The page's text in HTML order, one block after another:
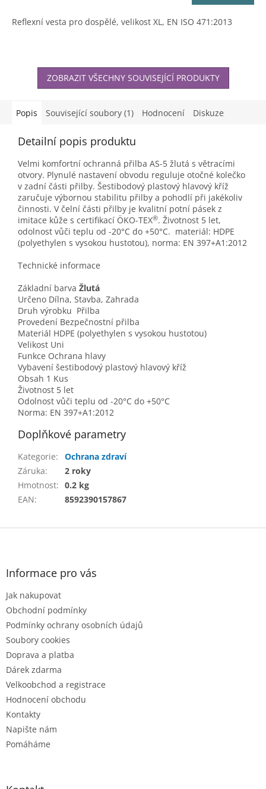
Reflexní vesta pro dospělé, velikost XL, EN ISO 471:2013
ZOBRAZIT VŠECHNY SOUVISEJÍCÍ PRODUKTY
Popis Související soubory (1) Hodnocení Diskuze
Detailní popis produktu
Velmi komfortní ochranná přilba AS-5 žlutá s větracími
otvory. Plynulé nastavení obvodu reguluje otočné kolečko
v zadní části přilby. Šestibodový plastový hlavový kříž
zaručuje výbornou stabilitu přilby a pohodlí při jakékoliv
činnosti. V čelní části přilby je kvalitní potní pásek z
imitace kůže s certifikací ÖKO-TEX®. Životnost 5 let,
odolnost vůči teplu od -20°C do +50°C. materiál: HDPE
(polyethylen s vysokou hustotou), norma: EN 397+A1:2012
Technické informace
Základní barva Žlutá
Určeno Dílna, Stavba, Zahrada
Druh výrobku Přilba
Provedení Bezpečnostní přilba
Materiál HDPE (polyethylen s vysokou hustotou)
Velikost Uni
Funkce Ochrana hlavy
Vybavení šestibodový plastový hlavový kříž
Obsah 1 Kus
Životnost 5 let
Odolnost vůči teplu od -20°C do +50°C
Norma: EN 397+A1:2012
Doplňkové parametry
Kategorie:
Ochrana zdraví
Záruka:
2 roky
Hmotnost: 0.2 kg
EAN: 8592390157867
Z
Informace pro vás
Jak nakupovat
Obchodní podmínky
Podmínky ochrany osobních údajů
Soubory cookies
Doprava a platba
Dárek zdarma
Velkoobchod a registrace
Hodnocení obchodu
Kontakty
Napište nám
Pomáháme